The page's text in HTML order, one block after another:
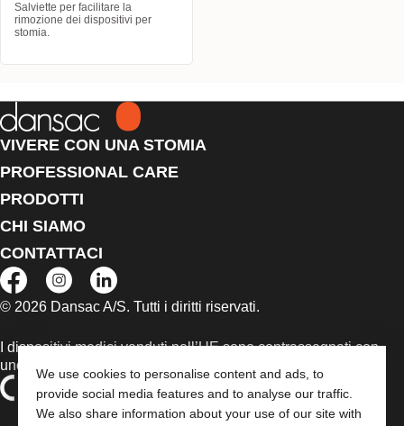
We use cookies to personalise content and ads, to
provide social media features and to analyse our traffic.
We also share information about your use of our site with
Salviette per facilitare la
rimozione dei dispositivi per
stomia.
VIVERE CON UNA STOMIA
PROFESSIONAL CARE
PRODOTTI
CHI SIAMO
CONTATTACI
© 2026 Dansac A/S. Tutti i diritti riservati.
I dispositivi medici venduti nell’UE sono contrassegnati con
uno dei seguenti simboli, a seconda dei casi